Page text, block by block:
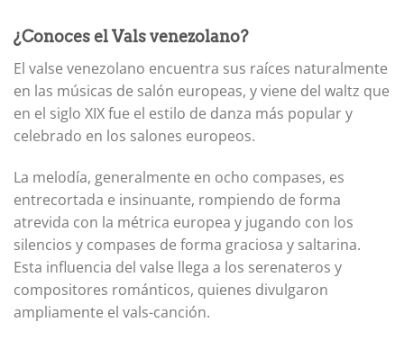
¿Conoces el Vals venezolano?
El valse venezolano encuentra sus raíces naturalmente
en las músicas de salón europeas, y viene del waltz que
en el siglo XIX fue el estilo de danza más popular y
celebrado en los salones europeos.
La melodía, generalmente en ocho compases, es
entrecortada e insinuante, rompiendo de forma
atrevida con la métrica europea y jugando con los
silencios y compases de forma graciosa y saltarina.
Esta influencia del valse llega a los serenateros y
compositores románticos, quienes divulgaron
ampliamente el vals-canción.